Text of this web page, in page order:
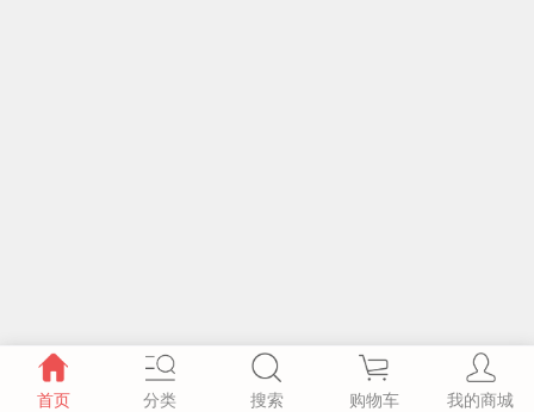
首页 分类 搜索 购物车 我的商城